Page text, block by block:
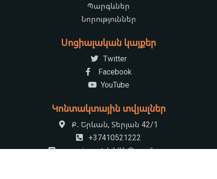
Պարգևներ
Նորություններ
Սոցիալական կայքեր
Twitter
Facebook
YouTube
Կոնտակտային տվյալներ
Ք․ Երևան, Տերյան 42/1
+37410521222
armenian.natchildlib@gmail.com